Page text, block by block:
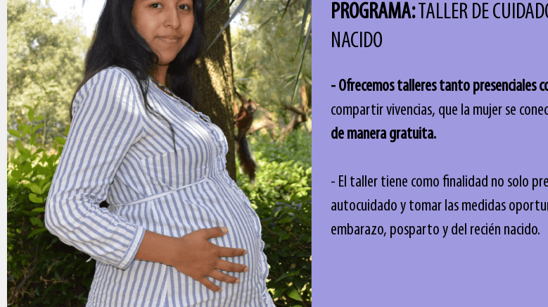
PROGRAMA:TALLER DE
NACIDO
- Ofrecemos talleres tanto presenciales
compartir vivencias, que la mujer se
de manera gratuita.
- El taller tiene como finalidad no solo
autocuidado y tomar las medidas
embarazo, posparto y del recién nacido.
Estas serán tus
Sesión 2. Autoconocimiento emocional
Sesión 3. Preparando el nacimiento
Sesión 4. Nació mi bebé ¿ahora qué?
Sesión 5. Lactancia y mi alrededor